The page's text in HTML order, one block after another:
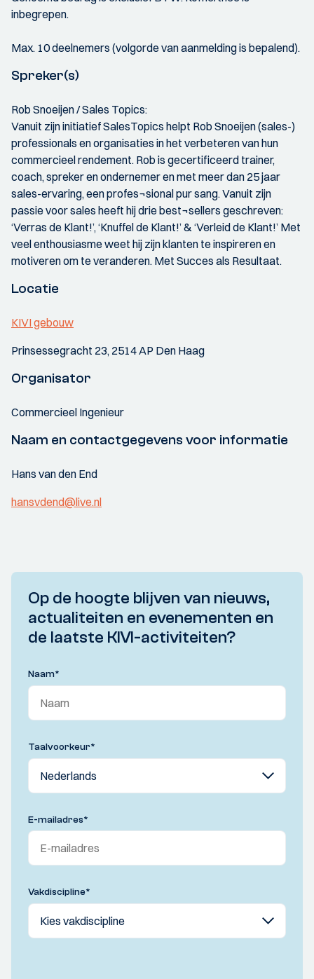
inbegrepen.
Max. 10 deelnemers (volgorde van aanmelding is bepalend).
Spreker(s)
Rob Snoeijen / Sales Topics:
Vanuit zijn initiatief SalesTopics helpt Rob Snoeijen (sales-)
professionals en organisaties in het verbeteren van hun
commercieel rendement. Rob is gecertificeerd trainer,
coach, spreker en ondernemer en met meer dan 25 jaar
sales-ervaring, een profes¬sional pur sang. Vanuit zijn
passie voor sales heeft hij drie best¬sellers geschreven:
‘Verras de Klant!’, ‘Knuffel de Klant!’ & ‘Verleid de Klant!’ Met
veel enthousiasme weet hij zijn klanten te inspireren en
motiveren om te veranderen. Met Succes als Resultaat.
Locatie
KIVI gebouw
Prinsessegracht 23, 2514 AP Den Haag
Organisator
Commercieel Ingenieur
Naam en contactgegevens voor informatie
Hans van den End
hansvdend@live.nl
Op de hoogte blijven van nieuws,
actualiteiten en evenementen en
de laatste KIVI-activiteiten?
Naam*
Taalvoorkeur*
E-mailadres*
Vakdiscipline*